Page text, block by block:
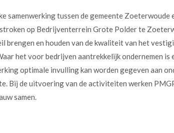
samenwerking tussen de gemeente Zoeterwoude
op Bedrijventerrein Grote Polder te
brengen en houden van de kwaliteit van het
het voor bedrijven aantrekkelijk ondernemen is
optimale invulling kan worden gegeven aan
Bij de uitvoering van de activiteiten werken
samen.